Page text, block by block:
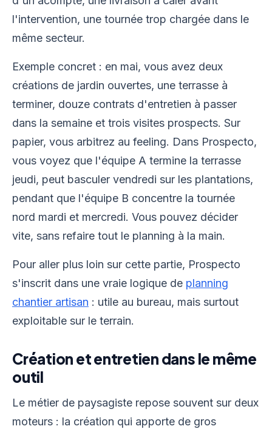
l'intervention, une tournée trop chargée dans le
même secteur.
Exemple concret : en mai, vous avez deux
créations de jardin ouvertes, une terrasse à
terminer, douze contrats d'entretien à passer
dans la semaine et trois visites prospects. Sur
papier, vous arbitrez au feeling. Dans Prospecto,
vous voyez que l'équipe A termine la terrasse
jeudi, peut basculer vendredi sur les plantations,
pendant que l'équipe B concentre la tournée
nord mardi et mercredi. Vous pouvez décider
vite, sans refaire tout le planning à la main.
Pour aller plus loin sur cette partie, Prospecto
s'inscrit dans une vraie logique de planning
chantier artisan : utile au bureau, mais surtout
exploitable sur le terrain.
Création et entretien dans le même
outil
Le métier de paysagiste repose souvent sur deux
moteurs : la création qui apporte de gros